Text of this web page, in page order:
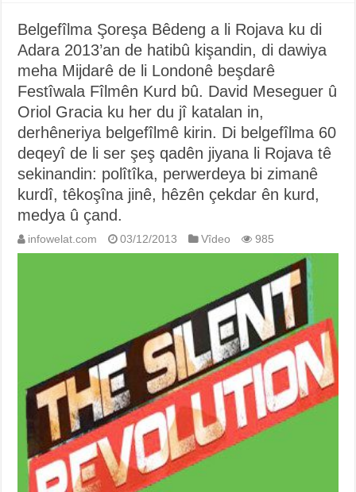
Belgefîlma Şoreşa Bêdeng a li Rojava ku di
Adara 2013’an de hatibû kişandin, di dawiya
meha Mijdarê de li Londonê beşdarê
Festîwala Fîlmên Kurd bû. David Meseguer û
Oriol Gracia ku her du jî katalan in,
derhêneriya belgefîlmê kirin. Di belgefîlma 60
deqeyî de li ser şeş qadên jiyana li Rojava tê
sekinandin: polîtîka, perwerdeya bi zimanê
kurdî, têkoşîna jinê, hêzên çekdar ên kurd,
medya û çand.
infowelat.com 03/12/2013 Vîdeo 985